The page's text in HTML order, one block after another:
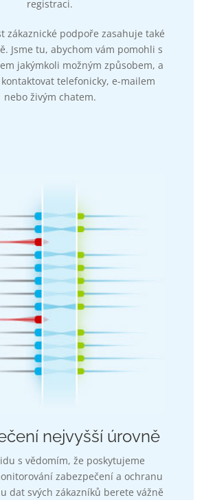
registraci.
zákaznické podpoře zasahuje také
Jsme tu, abychom vám pomohli s
jakýmkoli možným způsobem, a
telefonicky, e-mailem
nebo živým chatem.
nejvyšší úrovně
s vědomím, že poskytujeme
zabezpečení a ochranu
dat svých zákazníků berete vážně